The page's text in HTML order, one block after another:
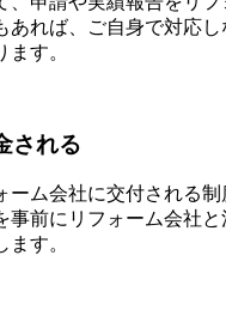
あれば、ご自身で対応し
す。
される
ーム会社に交付される
事前にリフォーム会社と
ます。